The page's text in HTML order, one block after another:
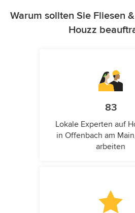
Warum sollten Sie Fliesen
Houzz
83
Lokale Experten auf
in Offenbach am
arbeiten